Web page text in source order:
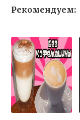
Рекомендуем: